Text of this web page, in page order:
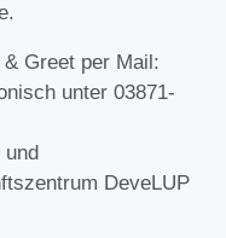
Greet per Mail:
unter 03871-
und
DeveLUP